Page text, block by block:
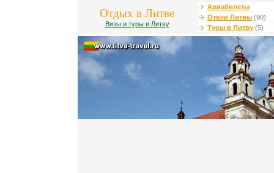
Отдых в Литве
Визы и туры в Литву
Авиабилеты
Отели Литвы (90)
Туры в Литву (5)